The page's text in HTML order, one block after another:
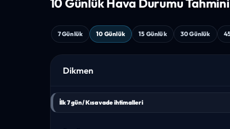
7 Günlük 10 Günlük 15 Günlük 30 Günlük
Dikmen
İlk 7 gün / Kısa vade ihtimalleri